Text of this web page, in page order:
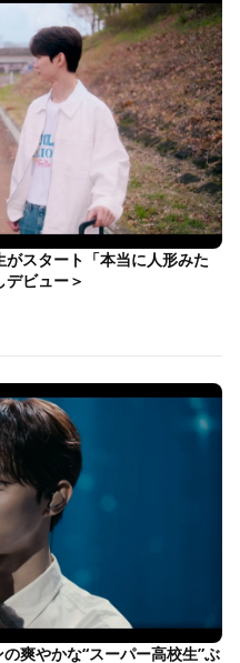
がスタート「本当に人形みた
デビュー＞
爽やかな“スーパー高校生”ぶ